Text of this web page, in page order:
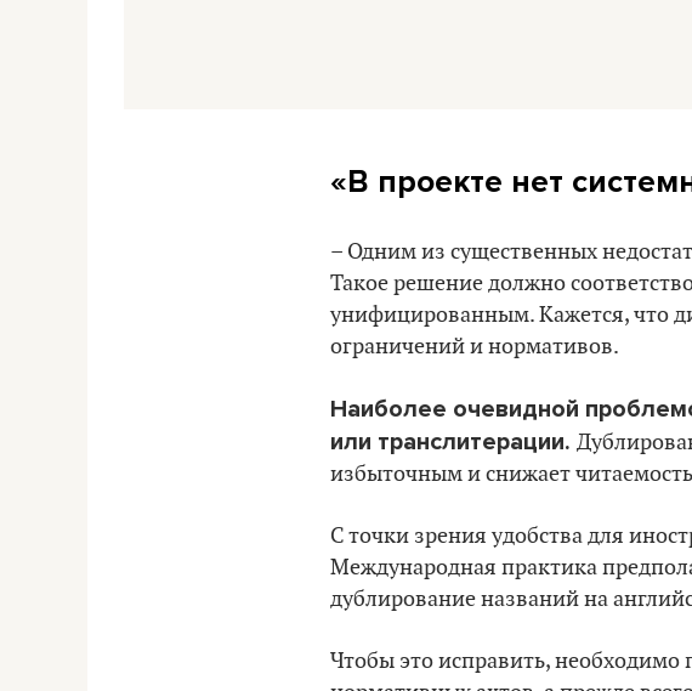
«В проекте нет
– Одним из существенных
Такое решение должно
унифицированным. Кажется, что
ограничений и нормативов.
Наиболее очевидной
или транслитерации.
избыточным и снижает
С точки зрения удобства для
Международная практика
дублирование названий на
Чтобы это исправить, необходимо